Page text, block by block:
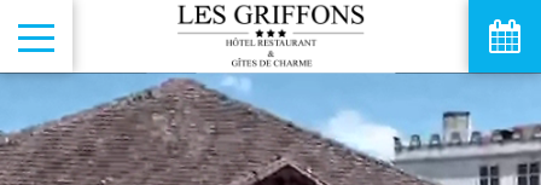
août
lun ven sam
-
3
-
4
-
5
-
6
-
7
-
8
-
9
-